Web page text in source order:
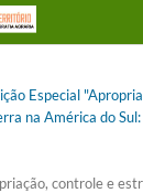
Especial
na América do
controle e